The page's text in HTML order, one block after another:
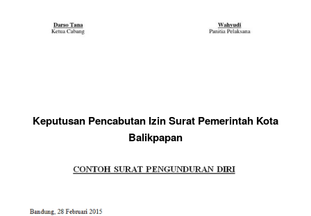
Keputusan Pencabutan Izin Surat Pemerintah Kota
Balikpapan